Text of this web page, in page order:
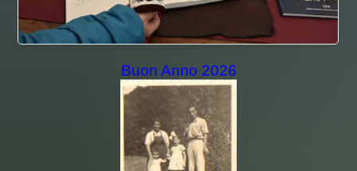
Buon Anno 2026